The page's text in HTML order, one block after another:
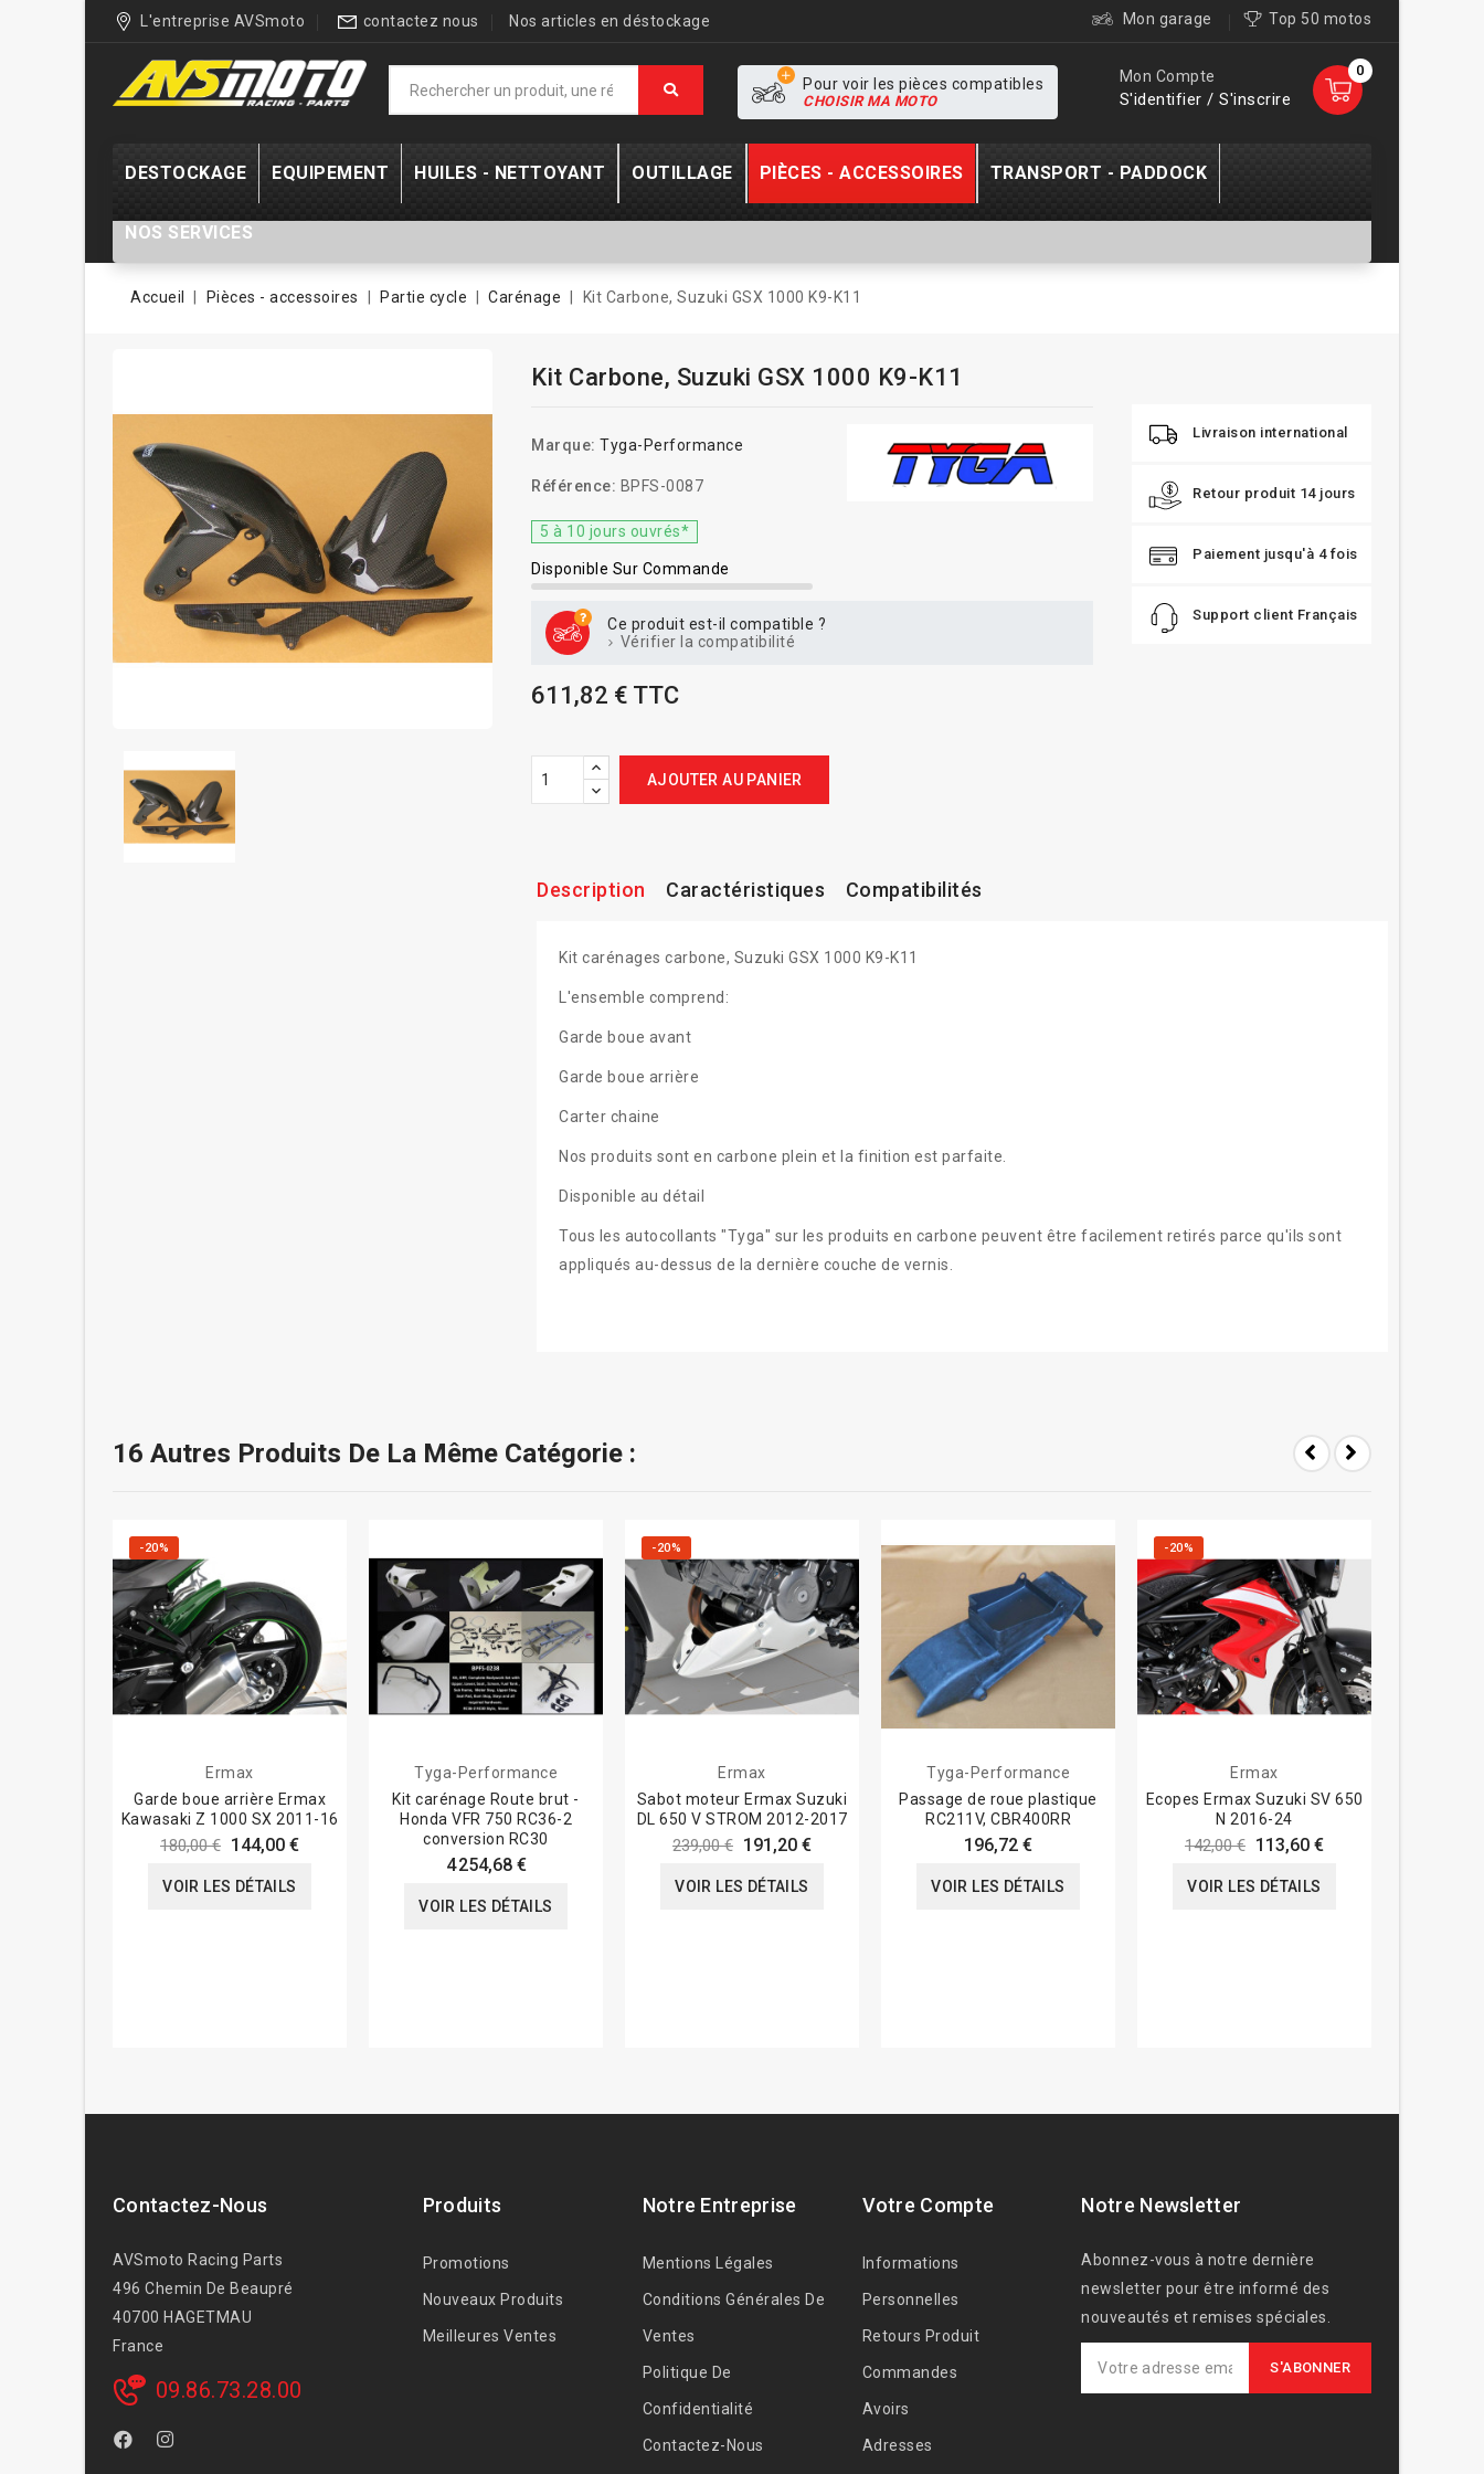
L'entreprise AVSmoto contactez nous Nos articles en déstockage Mon garage Top 50 motos
0
Mon Compte
S'identifier / S'inscrire
Pour voir les pièces compatibles
CHOISIR MA MOTO
DESTOCKAGE EQUIPEMENT HUILES - NETTOYANT OUTILLAGE PIÈCES - ACCESSOIRES TRANSPORT - PADDOCK
NOS SERVICES
Accueil Pièces - accessoires Partie cycle Carénage Kit Carbone, Suzuki GSX 1000 K9-K11
Kit Carbone, Suzuki GSX 1000 K9-K11
Marque: Tyga-Performance
Référence: BPFS-0087
5 à 10 jours ouvrés*
Disponible Sur Commande
Ce produit est-il compatible ?
Vérifier la compatibilité
611,82 € TTC
AJOUTER AU PANIER
Livraison international
Retour produit 14 jours
Paiement jusqu'à 4 fois
Support client Français
Description Caractéristiques Compatibilités
Kit carénages carbone, Suzuki GSX 1000 K9-K11
L'ensemble comprend:
Garde boue avant
Garde boue arrière
Carter chaine
Nos produits sont en carbone plein et la finition est parfaite
Disponible au détail
Tous les autocollants "Tyga" sur les produits en carbone peuvent être facilement retirés parce qu'ils sont
appliqués au-dessus de la dernière couche de vernis
16 Autres Produits De La Même Catégorie :
-20%
Ermax
Garde boue arrière Ermax
Kawasaki Z 1000 SX 2011-16
180,00 € 144,00 €
VOIR LES DÉTAILS
Tyga-Performance
Kit carénage Route brut -
Honda VFR 750 RC36-2
conversion RC30
4 254,68 €
VOIR LES DÉTAILS
-20%
Ermax
Sabot moteur Ermax Suzuki
DL 650 V STROM 2012-2017
239,00 € 191,20 €
VOIR LES DÉTAILS
Tyga-Performance
Passage de roue plastique
RC211V, CBR400RR
196,72 €
VOIR LES DÉTAILS
-20%
Ermax
Ecopes Ermax Suzuki SV 650
N 2016-24
142,00 € 113,60 €
VOIR LES DÉTAILS
Contactez-Nous
AVSmoto Racing Parts
496 Chemin De Beaupré
40700 HAGETMAU
France
09.86.73.28.00
Produits
Promotions
Nouveaux Produits
Meilleures Ventes
Notre Entreprise
Mentions Légales
Conditions Générales De
Ventes
Politique De
Confidentialité
Contactez-Nous
Votre Compte
Informations
Personnelles
Retours Produit
Commandes
Avoirs
Adresses
Notre Newsletter
Abonnez-vous à notre dernière
newsletter pour être informé des
nouveautés et remises spéciales.